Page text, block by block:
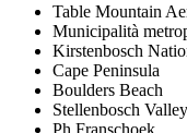
Table Mountain
Municipalità
Kirstenbosch
Cape Peninsula
Boulders Beach
Stellenbosch Valley
Ph Franschoek